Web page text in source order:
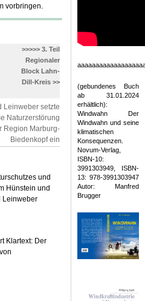
vorbringen.
>>>>> 3. Teil
Regionaler
Block Lahn-
Dill-Kreis >>
Leinweber setzte
Naturzerstörung
Region Marburg-
Biedenkopf ein
und
Hünstein und
Leinweber
Klartext: Der
(gebundenes Buch
ab 31.01.2024
erhältlich):
Windwahn Der
Windwahn und seine
klimatischen
Konsequenzen.
Novum-Verlag,
ISBN-10:
3991303949, ISBN-
13: 978-3991303947
Autor: Manfred
Brugger